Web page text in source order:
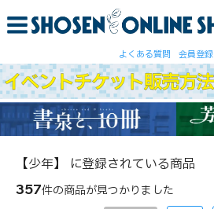
よくある質問 会員登録
【少年】 に登録されている商品
357件の商品が見つかりました